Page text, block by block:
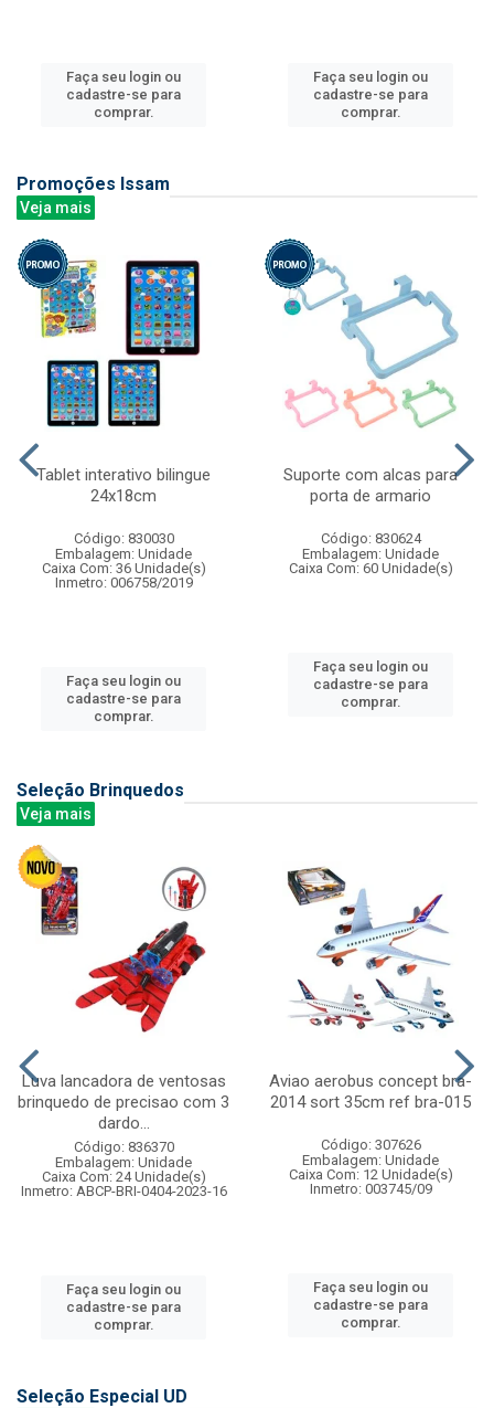
Faça seu login ou
cadastre-se para
comprar.
Faça seu login ou
cadastre-se para
comprar.
Promoções Issam
Veja mais
Tablet interativo bilingue
24x18cm
Código: 830030
Embalagem: Unidade
Caixa Com: 36 Unidade(s)
Inmetro: 006758/2019
Faça seu login ou
cadastre-se para
comprar.
Suporte com alcas para
porta de armario
Código: 830624
Embalagem: Unidade
Caixa Com: 60 Unidade(s)
Faça seu login ou
cadastre-se para
comprar.
Seleção Brinquedos
Veja mais
Luva lancadora de ventosas
brinquedo de precisao com 3
dardo...
Código: 836370
Embalagem: Unidade
Caixa Com: 24 Unidade(s)
Inmetro: ABCP-BRI-0404-2023-16
Faça seu login ou
cadastre-se para
comprar.
Aviao aerobus concept bra-
2014 sort 35cm ref bra-015
Código: 307626
Embalagem: Unidade
Caixa Com: 12 Unidade(s)
Inmetro: 003745/09
Faça seu login ou
cadastre-se para
comprar.
Seleção Especial UD